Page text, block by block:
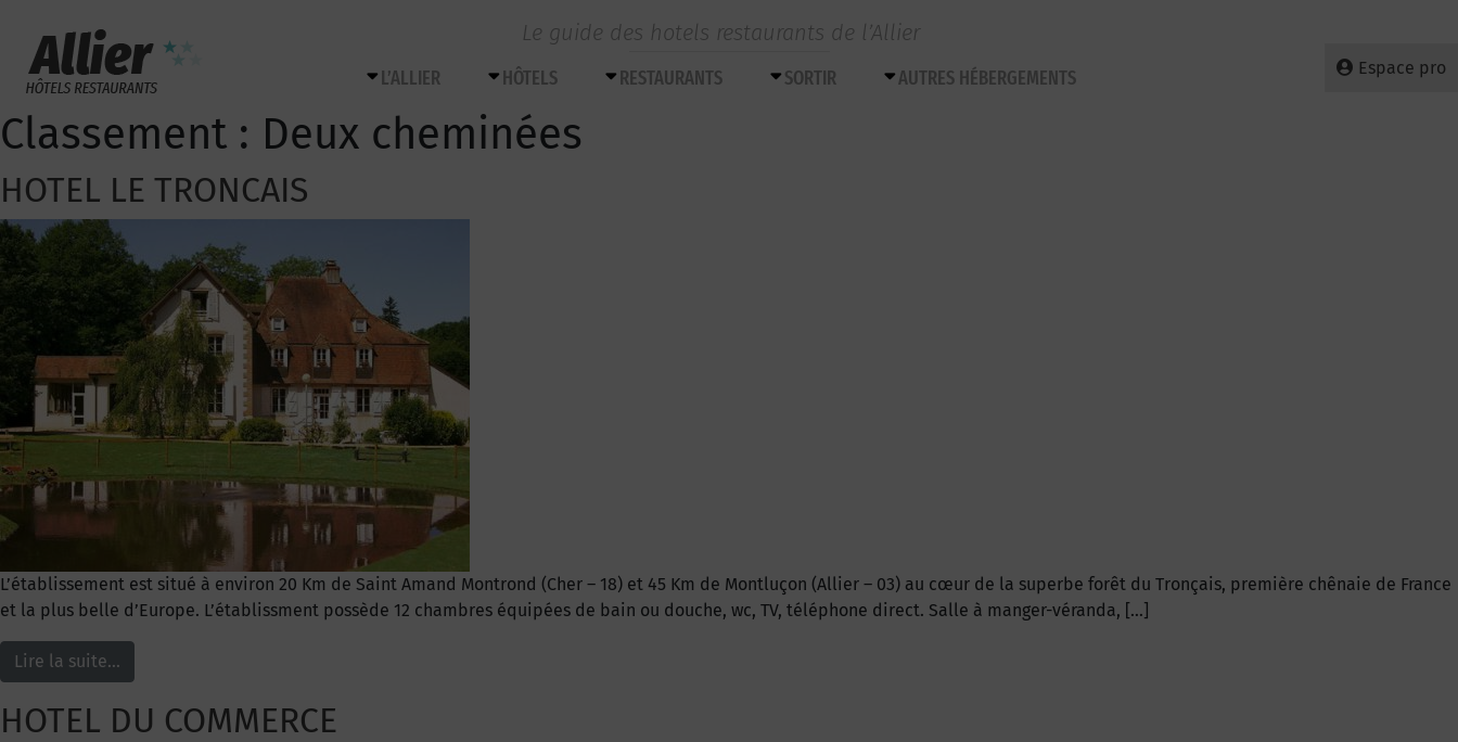
Le guide des hotels restaurants de l’Allier
Espace pro
L’ALLIER HÔTELS RESTAURANTS SORTIR AUTRES HÉBERGEMENTS
Classement : Deux cheminées
HOTEL LE TRONCAIS
L’établissement est situé à environ 20 Km de Saint Amand Montrond (Cher – 18) et 45 Km de Montluçon (Allier – 03) au cœur de la superbe forêt du Tronçais, première chênaie de France
et la plus belle d’Europe. L’établissment possède 12 chambres équipées de bain ou douche, wc, TV, téléphone direct. Salle à manger-véranda, […]
Lire la suite…
HOTEL DU COMMERCE